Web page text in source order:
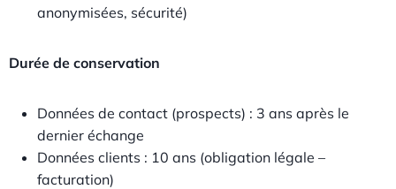
anonymisées, sécurité)
Durée de conservation
Données de contact (prospects) : 3 ans après le
dernier échange
Données clients : 10 ans (obligation légale –
facturation)